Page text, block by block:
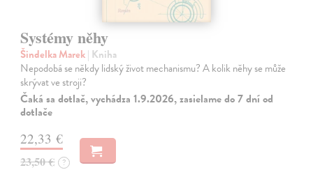
Systémy něhy
Šindelka Marek| Kniha
Nepodobá se někdy lidský život mechanismu? A kolik něhy se může
skrývat ve stroji?
Čaká sa dotlač, vychádza 1.9.2026, zasielame do 7 dní od
dotlače
22,33 €
23,50 € ?